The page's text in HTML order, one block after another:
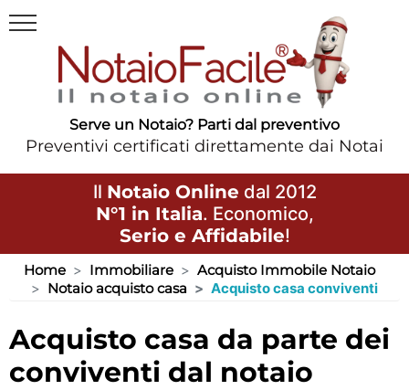
Serve un Notaio? Parti dal preventivo
Preventivi certificati direttamente dai Notai
Il Notaio Online dal 2012
N°1 in Italia. Economico,
Serio e Affidabile!
Home Immobiliare
Acquisto Immobile Notaio
Notaio acquisto casa
Acquisto casa conviventi
acquisto casa da parte dei
conviventi dal notaio